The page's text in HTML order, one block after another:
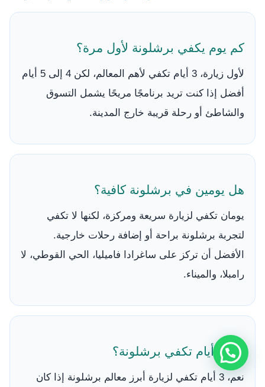
كم يوم يكفي برشلونة لأول مرة؟
لأول زيارة، 3 أيام تكفي لأهم المعالم، لكن 4 إلى 5 أيام
أفضل إذا كنت تريد برنامجًا مريحًا يشمل التسوق
والشاطئ أو رحلة قريبة خارج المدينة.
هل يومين في برشلونة كافية؟
يومان تكفي لزيارة سريعة ومركزة، لكنها لا تكفي
لتجربة برشلونة براحة أو إضافة رحلات خارجية.
الأفضل أن تركز على ساغرادا فاميليا، الحي القوطي، لا
رامبلا، والميناء.
هل 3 أيام تكفي برشلونة؟
نعم، 3 أيام تكفي لزيارة أبرز معالم برشلونة إذا كان